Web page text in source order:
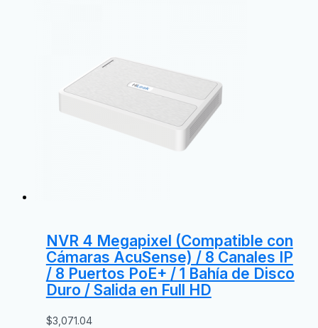
NVR 4 Megapixel (Compatible con
Cámaras AcuSense) / 8 Canales IP
/ 8 Puertos PoE+ / 1 Bahía de Disco
Duro / Salida en Full HD
$3,071.04